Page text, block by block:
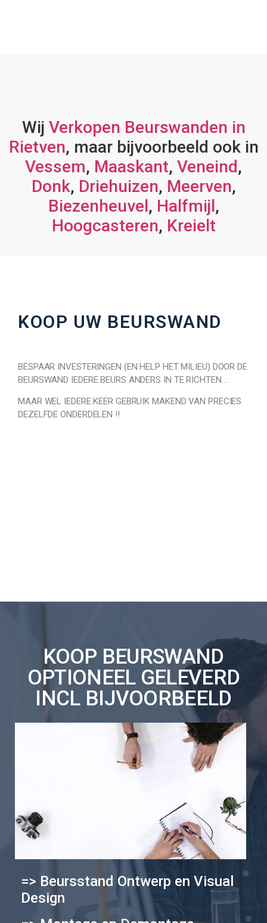
Wij Verkopen Beurswanden in
Rietven, maar bijvoorbeeld ook in
Vessem, Maaskant, Veneind,
Donk, Driehuizen, Meerven,
Biezenheuvel, Halfmijl,
Hoogcasteren, Kreielt
KOOP UW BEURSWAND
BESPAAR INVESTERINGEN (EN HELP HET MILIEU) DOOR DE
BEURSWAND IEDERE BEURS ANDERS IN TE RICHTEN…
MAAR WEL IEDERE KEER GEBRUIK MAKEND VAN PRECIES
DEZELFDE ONDERDELEN !!
KOOP BEURSWAND
OPTIONEEL GELEVERD
INCL BIJVOORBEELD
=> Beursstand Ontwerp en Visual
Design